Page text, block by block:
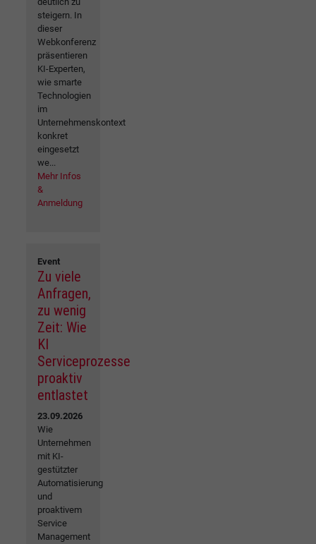
steigern. In
dieser
Webkonferenz
präsentieren
KI-Experten,
wie smarte
Technologien
im
Unternehmenskontext
konkret
eingesetzt
we...
Mehr Infos
&
Anmeldung
Event
Zu viele
Anfragen,
zu wenig
Zeit: Wie
KI
Serviceprozesse
proaktiv
entlastet
23.09.2026
Wie
Unternehmen
mit KI-
gestützter
Automatisierung
und
proaktivem
Service
Management